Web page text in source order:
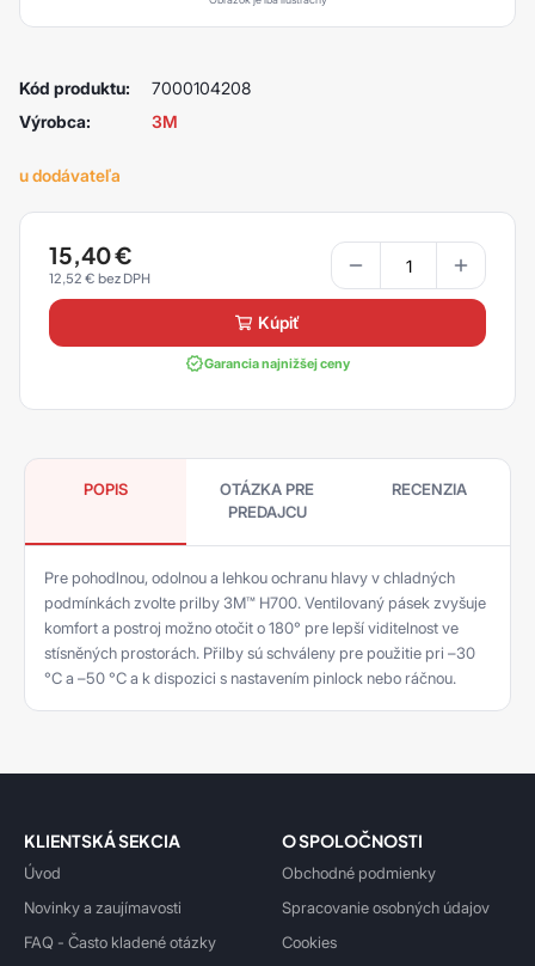
Kód produktu:
7000104208
Výrobca:
3M
u dodávateľa
15,40€
12,52 €
kúpiť
Garancia najnižšej ceny
POPIS
OTÁZKA PRE
PREDAJCU
RECENZIA
Pre pohodlnou, odolnou a lehkou ochranu hlavy v chladných
podmínkách zvolte prilby 3M™ H700. Ventilovaný pásek zvyšuje
komfort a postroj možno otočit o 180° pre lepší viditelnost ve
stísněných prostorách. Přilby sú schváleny pre použitie pri –30
°C a –50 °C a k dispozici s nastavením pinlock nebo ráčnou.
KLIENTSKÁ SEKCIA
Úvod
Novinky a zaujímavosti
FAQ - Často kladené otázky
O SPOLOČNOSTI
Obchodné podmienky
Spracovanie osobných údajov
Cookies